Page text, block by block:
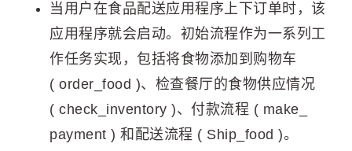
当用户在食品配送应用程序上下订单时，该
应用程序就会启动。初始流程作为一系列工
作任务实现，包括将食物添加到购物车
( order_food )、检查餐厅的食物供应情况
( check_inventory )、付款流程 ( make_
payment ) 和配送流程 ( Ship_food )。